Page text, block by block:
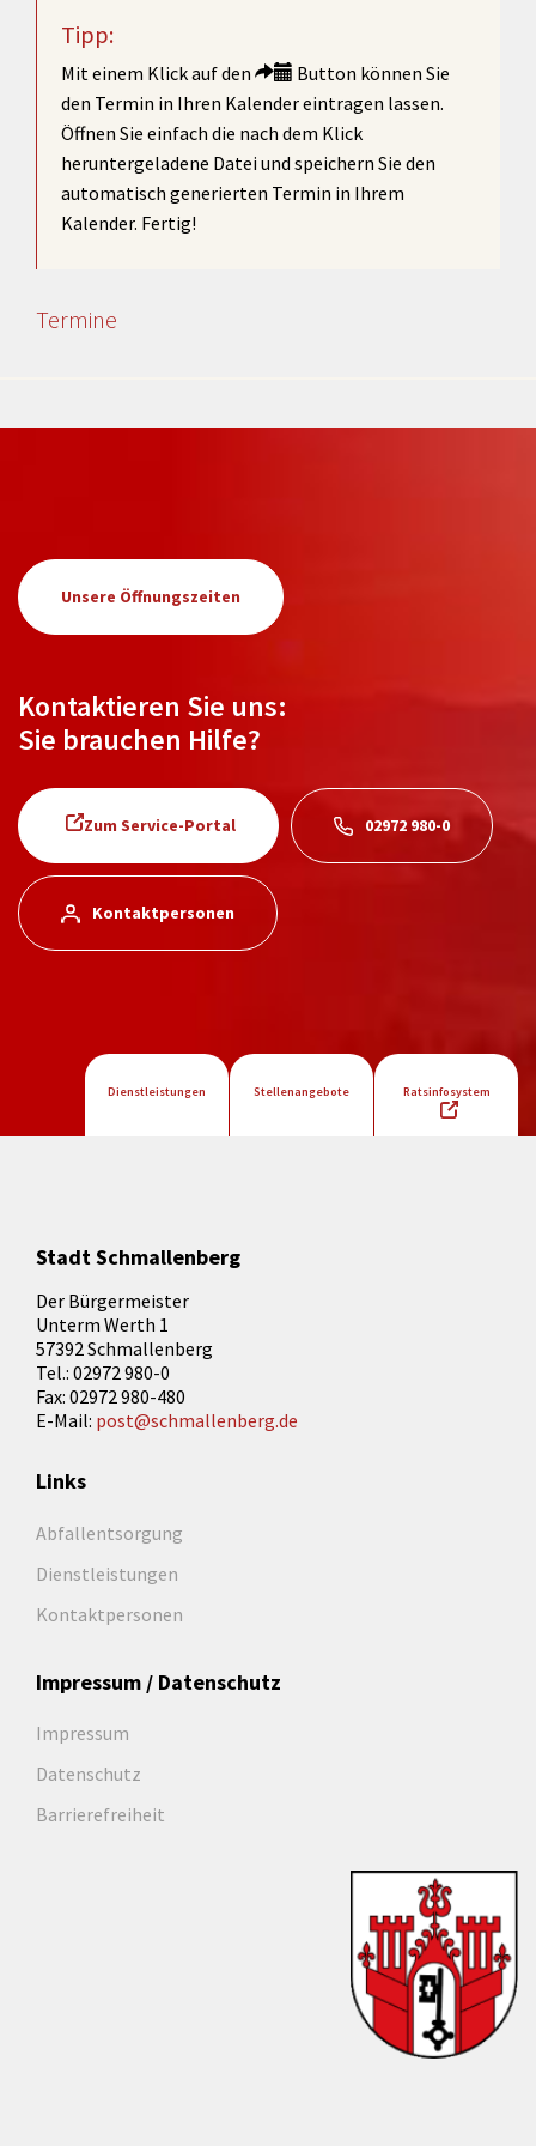
Tipp:
Mit einem Klick auf den
Button können Sie
den Termin in Ihren Kalender eintragen lassen.
Öffnen Sie einfach die nach dem Klick
heruntergeladene Datei und speichern Sie den
automatisch generierten Termin in Ihrem
Kalender. Fertig!
Termine
Unsere Öffnungszeiten
Kontaktieren Sie uns:
Sie brauchen Hilfe?
Zum Service-Portal 02972 980-0
Kontaktpersonen
Dienstleistungen Stellenangebote Ratsinfosystem
Stadt Schmallenberg
Der Bürgermeister
Unterm Werth 1
57392 Schmallenberg
Tel.: 02972 980-0
Fax: 02972 980-480
E-Mail: post@schmallenberg.de
Links
Abfallentsorgung
Dienstleistungen
Kontaktpersonen
Impressum / Datenschutz
Impressum
Datenschutz
Barrierefreiheit